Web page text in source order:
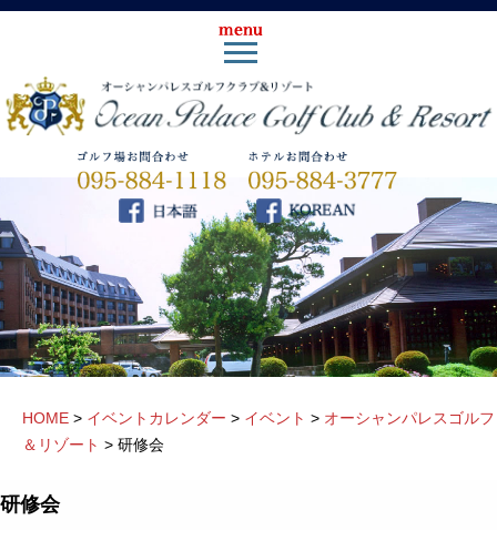
HOME > イベントカレンダー > イベント > オーシャンパレスゴルフ
＆リゾート > 研修会
研修会